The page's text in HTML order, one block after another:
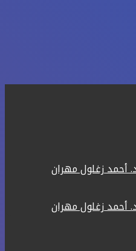
أحمد زغلول مهران
أحمد زغلول مهران